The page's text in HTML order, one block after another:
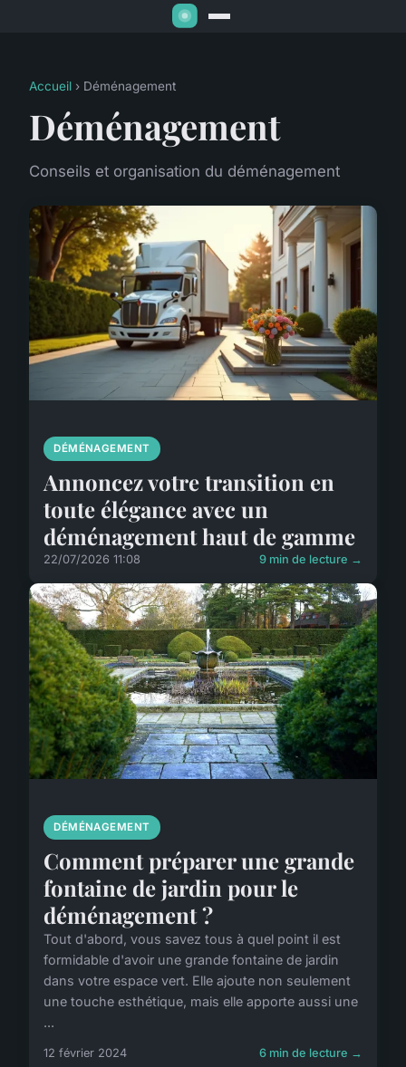
Accueil › Déménagement
Déménagement
Conseils et organisation du déménagement
DÉMÉNAGEMENT
Annoncez votre transition en
toute élégance avec un
déménagement haut de gamme
22/07/2026 11:08 9 min de lecture →
DÉMÉNAGEMENT
Comment préparer une grande
fontaine de jardin pour le
déménagement ?
Tout d'abord, vous savez tous à quel point il est
formidable d'avoir une grande fontaine de jardin
dans votre espace vert. Elle ajoute non seulement
une touche esthétique, mais elle apporte aussi une
...
12 février 2024 6 min de lecture →